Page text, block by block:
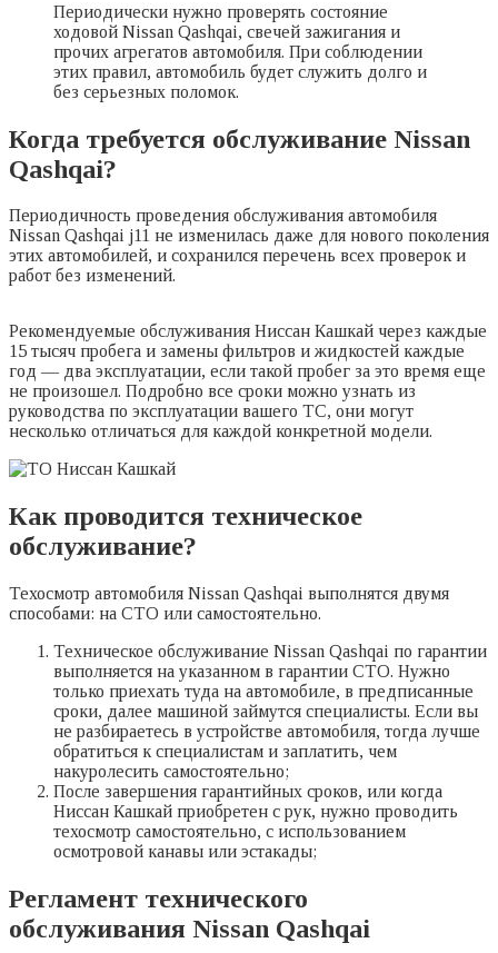
Периодически нужно проверять состояние
ходовой Nissan Qashqai, свечей зажигания и
прочих агрегатов автомобиля. При соблюдении
этих правил, автомобиль будет служить долго и
без серьезных поломок.
Когда требуется обслуживание Nissan
Qashqai?
Периодичность проведения обслуживания автомобиля
Nissan Qashqai j11 не изменилась даже для нового поколения
этих автомобилей, и сохранился перечень всех проверок и
работ без изменений.
Рекомендуемые обслуживания Ниссан Кашкай через каждые
15 тысяч пробега и замены фильтров и жидкостей каждые
год — два эксплуатации, если такой пробег за это время еще
не произошел. Подробно все сроки можно узнать из
руководства по эксплуатации вашего ТС, они могут
несколько отличаться для каждой конкретной модели.
Как проводится техническое
обслуживание?
Техосмотр автомобиля Nissan Qashqai выполнятся двумя
способами: на СТО или самостоятельно.
Техническое обслуживание Nissan Qashqai по гарантии
выполняется на указанном в гарантии СТО. Нужно
только приехать туда на автомобиле, в предписанные
сроки, далее машиной займутся специалисты. Если вы
не разбираетесь в устройстве автомобиля, тогда лучше
обратиться к специалистам и заплатить, чем
накуролесить самостоятельно;
После завершения гарантийных сроков, или когда
Ниссан Кашкай приобретен с рук, нужно проводить
техосмотр самостоятельно, с использованием
осмотровой канавы или эстакады;
Регламент технического
обслуживания Nissan Qashqai